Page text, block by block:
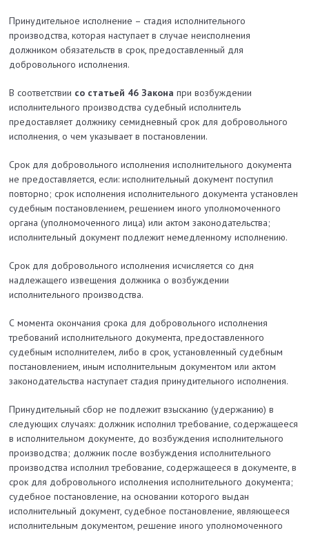
Принудительное исполнение – стадия исполнительного
производства, которая наступает в случае неисполнения
должником обязательств в срок, предоставленный для
добровольного исполнения.
В соответствии со статьей 46 Законапри возбуждении
исполнительного производства судебный исполнитель
предоставляет должнику семидневный срок для добровольного
исполнения, о чем указывает в постановлении.
Срок для добровольного исполнения исполнительного документа
не предоставляется, если: исполнительный документ поступил
повторно; срок исполнения исполнительного документа установлен
судебным постановлением, решением иного уполномоченного
органа (уполномоченного лица) или актом законодательства;
исполнительный документ подлежит немедленному исполнению.
Срок для добровольного исполнения исчисляется со дня
надлежащего извещения должника о возбуждении
исполнительного производства.
С момента окончания срока для добровольного исполнения
требований исполнительного документа, предоставленного
судебным исполнителем, либо в срок, установленный судебным
постановлением, иным исполнительным документом или актом
законодательства наступает стадия принудительного исполнения.
Принудительный сбор не подлежит взысканию (удержанию) в
следующих случаях: должник исполнил требование, содержащееся
в исполнительном документе, до возбуждения исполнительного
производства; должник после возбуждения исполнительного
производства исполнил требование, содержащееся в документе, в
срок для добровольного исполнения исполнительного документа;
судебное постановление, на основании которого выдан
исполнительный документ, судебное постановление, являющееся
исполнительным документом, решение иного уполномоченного